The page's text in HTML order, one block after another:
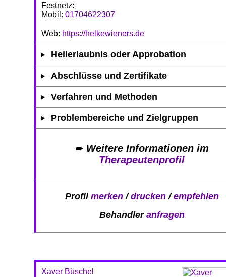
Festnetz:
Mobil: 01704622307
Web: https://helkewieners.de
Heilerlaubnis oder Approbation
Abschlüsse und Zertifikate
Verfahren und Methoden
Problembereiche und Zielgruppen
➨ Weitere Informationen im
Therapeutenprofil
Profil merken/drucken/empfehlen
Behandler anfragen
Xaver Büschel